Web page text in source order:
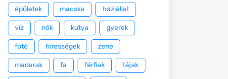
épületek macska háziállat
víz nők kutya gyerek
fotó hírességek zene
madarak fa férfiak tájak